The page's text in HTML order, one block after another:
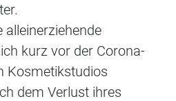
alleinerziehende
kurz vor der Corona-
Kosmetikstudios
dem Verlust ihres